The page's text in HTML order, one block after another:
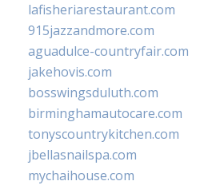
lafisheriarestaurant.com
915jazzandmore.com
aguadulce-countryfair.com
jakehovis.com
bosswingsduluth.com
birminghamautocare.com
tonyscountrykitchen.com
jbellasnailspa.com
mychaihouse.com